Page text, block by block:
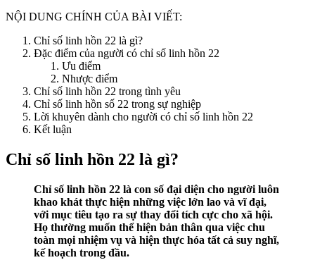
NỘI DUNG CHÍNH CỦA BÀI VIẾT:
Chỉ số linh hồn 22 là gì?
Đặc điểm của người có chỉ số linh hồn 22
Ưu điểm
Nhược điểm
Chỉ số linh hồn 22 trong tình yêu
Chỉ số linh hồn số 22 trong sự nghiệp
Lời khuyên dành cho người có chỉ số linh hồn 22
Kết luận
Chỉ số linh hồn 22 là gì?
Chỉ số linh hồn 22 là con số đại diện cho người luôn
khao khát thực hiện những việc lớn lao và vĩ đại,
với mục tiêu tạo ra sự thay đổi tích cực cho xã hội.
Họ thường muốn thể hiện bản thân qua việc chu
toàn mọi nhiệm vụ và hiện thực hóa tất cả suy nghĩ,
kế hoạch trong đầu.